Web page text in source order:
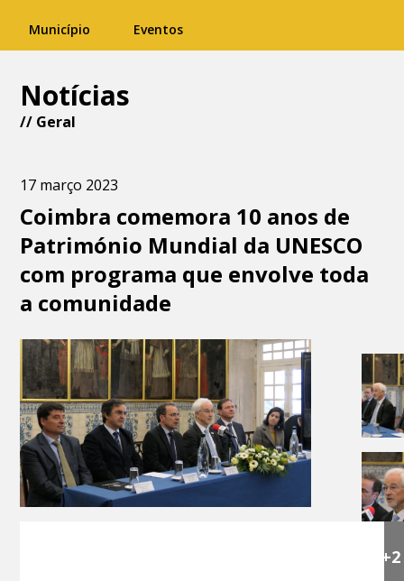
Município Eventos
Notícias
// Geral
17 março 2023
Coimbra comemora 10 anos de
Património Mundial da UNESCO
com programa que envolve toda
a comunidade
+2